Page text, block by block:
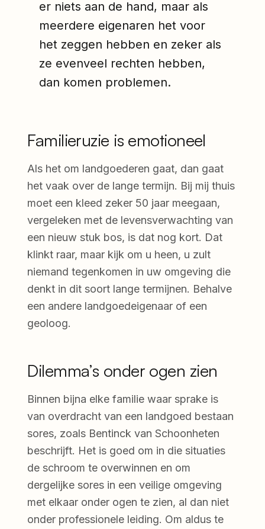
er niets aan de hand, maar als
meerdere eigenaren het voor
het zeggen hebben en zeker als
ze evenveel rechten hebben,
dan komen problemen.
Familieruzie is emotioneel
Als het om landgoederen gaat, dan gaat
het vaak over de lange termijn. Bij mij thuis
moet een kleed zeker 50 jaar meegaan,
vergeleken met de levensverwachting van
een nieuw stuk bos, is dat nog kort. Dat
klinkt raar, maar kijk om u heen, u zult
niemand tegenkomen in uw omgeving die
denkt in dit soort lange termijnen. Behalve
een andere landgoedeigenaar of een
geoloog.
Dilemma’s onder ogen zien
Binnen bijna elke familie waar sprake is
van overdracht van een landgoed bestaan
sores, zoals Bentinck van Schoonheten
beschrijft. Het is goed om in die situaties
de schroom te overwinnen en om
dergelijke sores in een veilige omgeving
met elkaar onder ogen te zien, al dan niet
onder professionele leiding. Om aldus te